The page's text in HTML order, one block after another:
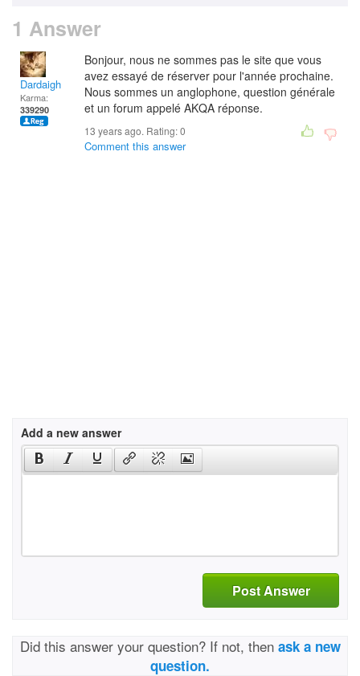
1 Answer
Dardaigh
Karma:
339290
Bonjour, nous ne sommes pas le site que vous
avez essayé de réserver pour l'année prochaine.
Nous sommes un anglophone, question générale
et un forum appelé AKQA réponse.
13 years ago. Rating:0
Comment this answer
Add a new answer
Post Answer
Did this answer your question? If not, then ask a new
question.